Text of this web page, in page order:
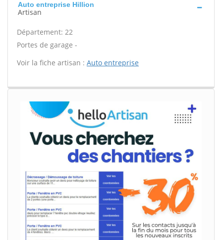
Auto entreprise Hillion
Artisan
Département: 22
Portes de garage -
Voir la fiche artisan : Auto entreprise